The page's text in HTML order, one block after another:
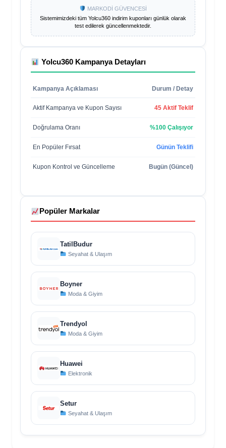
MARKODİ GÜVENCESİ
Sistemimizdeki tüm Yolcu360 indirim kuponları günlük olarak
test edilerek güncellenmektedir.
Yolcu360 Kampanya Detayları
Kampanya Açıklaması Durum / Detay
Aktif Kampanya ve Kupon Sayısı 45 Aktif Teklif
Doğrulama Oranı %100 Çalışıyor
En Popüler Fırsat Günün Teklifi
Kupon Kontrol ve Güncelleme Bugün (Güncel)
Popüler Markalar
TatilBudur
Seyahat & Ulaşım
Boyner
Moda & Giyim
Trendyol
Moda & Giyim
Huawei
Elektronik
Setur
Seyahat & Ulaşım